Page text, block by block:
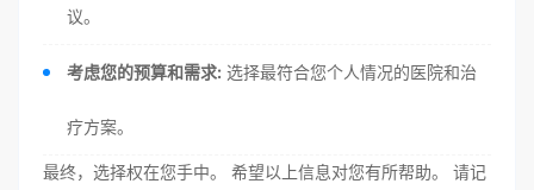
议。
考虑您的预算和需求: 选择最符合您个人情况的医院和治
疗方案。
最终，选择权在您手中。 希望以上信息对您有所帮助。 请记